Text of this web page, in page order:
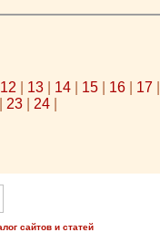
12 13| 14| 15| 16| 17
23| 24|
сайтов и статей